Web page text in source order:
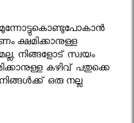
മുന്നോട്ടുകൊണ്ടുപോകാന്‍
ക്ഷമിക്കാനുള്ള
നിങ്ങളോട് സ്വയം
കഴിവ് പതുക്കെ
ഒരു നല്ല